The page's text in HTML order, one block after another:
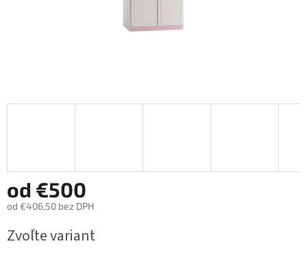
od €500
od €406,50 bez DPH
cena:
Zvoľte variant